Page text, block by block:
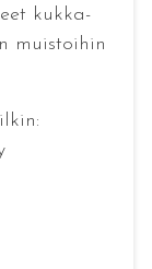
kukka-
muistoihin